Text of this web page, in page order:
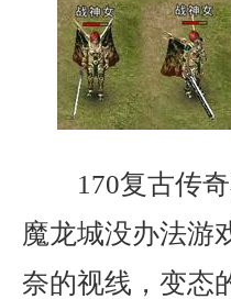
170复古传
魔龙城没办法游
奈的视线，变态